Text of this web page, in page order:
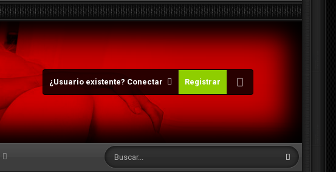
¿Usuario existente? Conectar Registrar